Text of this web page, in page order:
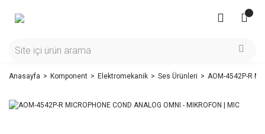
Anasayfa Komponent Elektromekanik Ses Ürünleri AOM-4542P-R